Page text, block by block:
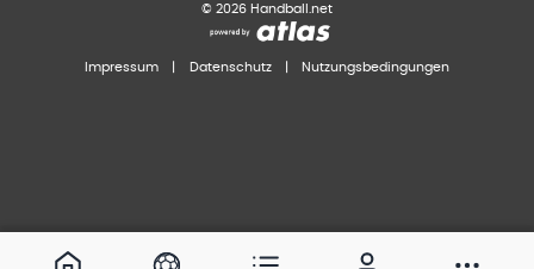
© 2026 Handball.net
Impressum Datenschutz Nutzungsbedingungen